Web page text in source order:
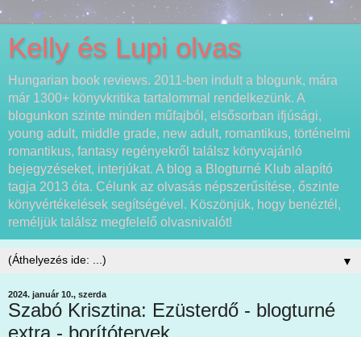
Kelly és Lupi olvas
Hungarian book reviews. 2011-ben indult a blogunk, mára
már 1300+ könyvkritika tartalommal rendelkezünk. A
blogunkon szinte minden műfajból, elsősorban ifjúsági,
young adult, middle grade, new adult, romantikus, történelmi
romantikus, fantasy regényekről találsz könyvajánló
bejegyzéseket, interjúkat. A blog a Blogturné Klub alapító
tagja 2013 óta. Célunk az olvasás népszerűsítése, őszinte
könyvértékelések segítségével. Köszönjük, hogy benéztél,
reméljük találsz megfelelő olvasnivalót!
▼
2024. január 10., szerda
Szabó Krisztina: Ezüsterdő - blogturné
extra - borítótervek